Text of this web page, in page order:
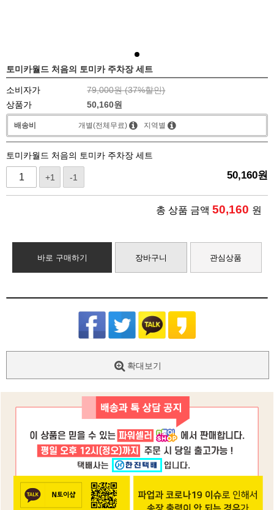
토미카월드 처음의 토미카 주차장 세트
소비자가 79,000원 (37%할인)
상품가
50,160원
배송비 개별(전체무료) 지역별
토미카월드 처음의 토미카 주차장 세트
+1 -1 50,160원
총 상품 금액 50,160 원
바로 구매하기 장바구니 관심상품
확대보기